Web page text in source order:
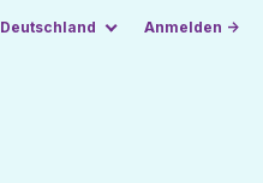
Deutschland Anmelden →